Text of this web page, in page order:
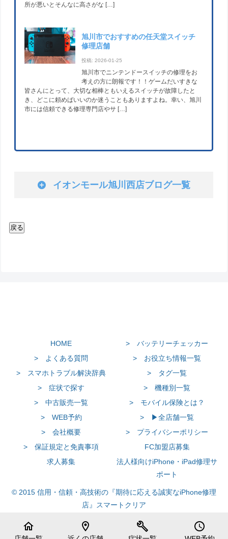
所が悪いとそんなに高さがな […]
旭川市でおすすめの任天堂スイッチ
修理店舗
投稿: 2026-01-25
旭川市でニンテンドースイッチの修理をお
考えの方に朗報です！！ゲームだいすきな
皆さんにとって、大切な相棒ともいえるスイッチが故障したと
き、どこに頼めばいいのか迷うこともありますよね。幸い、旭川
市には信頼できる修理専門店やサ […]
イオンモール旭川西店ブログ一覧
HOME
> バッテリーチェッカー
> よくある質問
> お役立ち情報一覧
> スマホトラブル解決辞典
> タグ一覧
> 症状で探す
> 機種別一覧
> 中古販売一覧
> モバイル保険とは？
> WEB予約
> ▶全店舗一覧
> 会社概要
> プライバシーポリシー
> 保証規定と免責事項
FC加盟店募集
求人募集
法人様向けiPhone・iPad修理サ
ポート
© 2015 信用・信頼・高技術の『期待に応える誠実なiPhone修理
店』スマートクリア
home location_on build schedule